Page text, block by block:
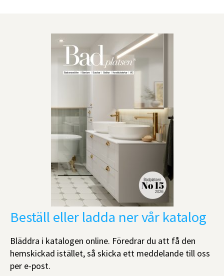
Beställ eller ladda ner vår katalog
Bläddra i katalogen online. Föredrar du att få den
hemskickad istället, så skicka ett meddelande till oss
per e-post.